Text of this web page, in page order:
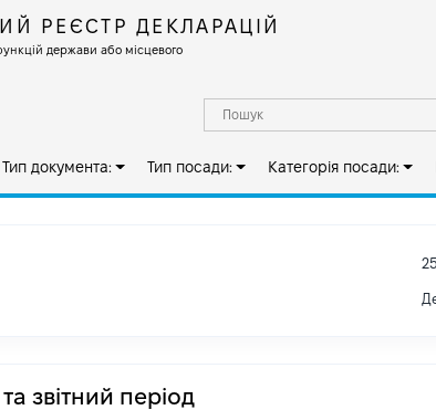
РЕЄСТР ДЕКЛАРАЦІЙ
держави або місцевого
Тип документа: Тип посади: Категорія посади:
звітний період